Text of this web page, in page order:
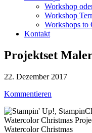
Workshop
Workshop
Workshops to
Kontakt
Projektset
22. Dezember 2017
Kommentieren